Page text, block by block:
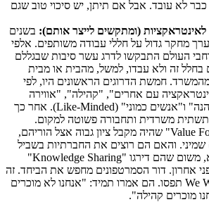
לא עובד. אבל אם תיתן, יש סיכוי טוב שגם
(ומתקשים לייצר אותם): בשנים
17 נערך מחקר גדול על חללי עבודה משותפים. אלפי
העולם התבקשו לדרג עשר סיבות שבגללם
בחלל זה ולא עבדו, למשל, מהבית או מבית
חמשת הדרוגים הראשונים היו, לפי
עם אחרים", "קהילה", "אווירה
חברתית מהנה" ו"אנשים כמוני" (Like-Minded). אחר כך
משרדית ותחבורה פשוטה למקום.
"Value For Money" שהיה מקבל ציון גבוה אצל הוריהם,
שמיני. והאם הם רוצים את החברתיות בשביל
הביזנס? לא, משום שהם דירגו "Knowledge Sharing"
אחרון. דור הסמרטפונים מחפש את הביחד. זה
מה ש We Work תפסו. הם אמרו תמיד: "אנחנו לא מוכרים
מוכרים קהילה".